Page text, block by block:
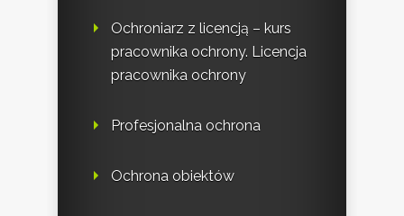
Ochroniarz z licencją – kurs
pracownika ochrony. Licencja
pracownika ochrony
Profesjonalna ochrona
Ochrona obiektów